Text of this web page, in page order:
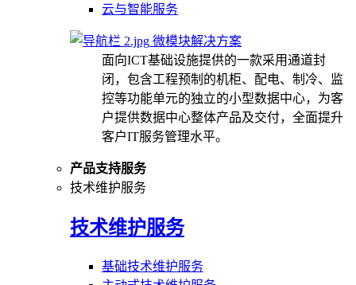
云与智能服务
微模块解决方案
面向ICT基础设施提供的一款采用通道封
闭，包含工程预制的机柜、配电、制冷、监
控等功能单元的独立的小型数据中心，为客
户提供数据中心整体产品及交付，全面提升
客户IT服务管理水平。
产品支持服务
技术维护服务
技术维护服务
基础技术维护服务